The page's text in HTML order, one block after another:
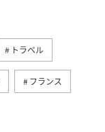
トラベル
フランス